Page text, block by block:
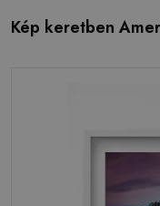
Kép keretben